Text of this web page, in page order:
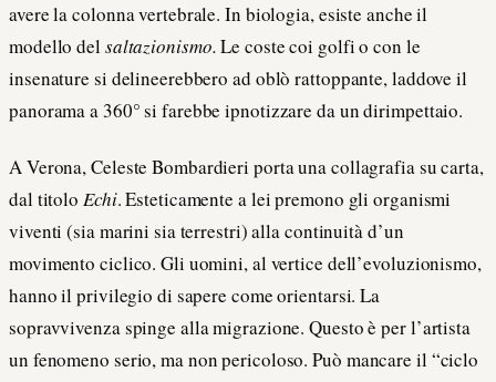
avere la colonna vertebrale. In biologia, esiste anche il
modello delsaltazionismo.Le coste coi golfi o con le
insenature si delineerebbero ad oblò rattoppante, laddove il
panorama a 360° si farebbe ipnotizzare da un dirimpettaio.
A Verona, Celeste Bombardieri porta una collagrafia su carta,
dal titolo Echi. Esteticamente a lei premono gli organismi
viventi (sia marini sia terrestri) alla continuità d’un
movimento ciclico. Gli uomini, al vertice dell’evoluzionismo,
hanno il privilegio di sapere come orientarsi. La
sopravvivenza spinge alla migrazione. Questo è per l’artista
un fenomeno serio, ma non pericoloso. Può mancare il “ciclo